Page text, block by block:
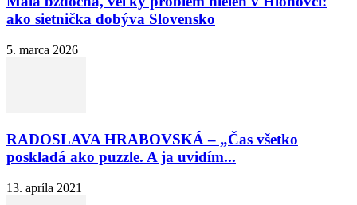
ako sietnička dobýva Slovensko
5. marca 2026
RADOSLAVA HRABOVSKÁ – „Čas všetko
poskladá ako puzzle. A ja uvidím...
13. apríla 2021